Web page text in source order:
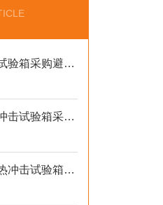
2026年三箱式冷热冲击试验箱采购避坑：静测工况、参数与合规选型逻辑
2026年二箱提篮式冷热冲击试验箱采购避坑：参数、工况与合规逻辑
2026年温湿老化测试冷热冲击试验箱排行榜：解决精度差、数据无效等核心痛点